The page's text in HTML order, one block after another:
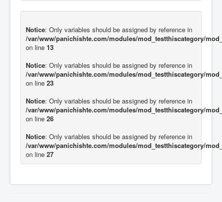
Notice: Only variables should be assigned by reference in
/var/www/panichishte.com/modules/mod_testthiscategory/
on line 13
Notice: Only variables should be assigned by reference in
/var/www/panichishte.com/modules/mod_testthiscategory/
on line 23
Notice: Only variables should be assigned by reference in
/var/www/panichishte.com/modules/mod_testthiscategory/
on line 26
Notice: Only variables should be assigned by reference in
/var/www/panichishte.com/modules/mod_testthiscategory/
on line 27